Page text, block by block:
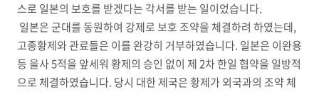
스로 일본의 보호를 받겠다는 각서를 받는 일이었습니다.
일본은 군대를 동원하여 강제로 보호 조약을 체결하려 하였는데,
고종황제와 관료들은 이를 완강히 거부하였습니다. 일본은 이완용
등 을사 5적을 앞세워 황제의 승인 없이 제 2차 한일 협약을 일방적
으로 체결하였습니다. 당시 대한 제국은 황제가 외국과의 조약 체